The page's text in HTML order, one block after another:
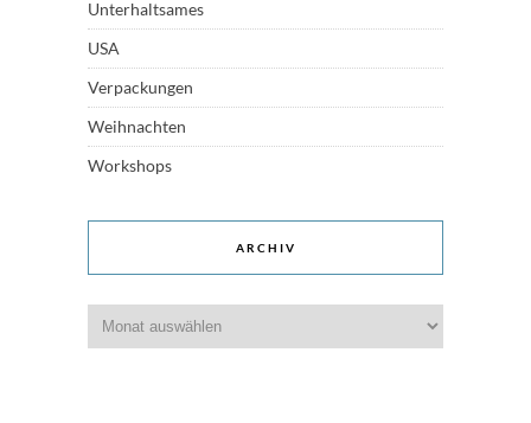
Unterhaltsames
USA
Verpackungen
Weihnachten
Workshops
ARCHIV